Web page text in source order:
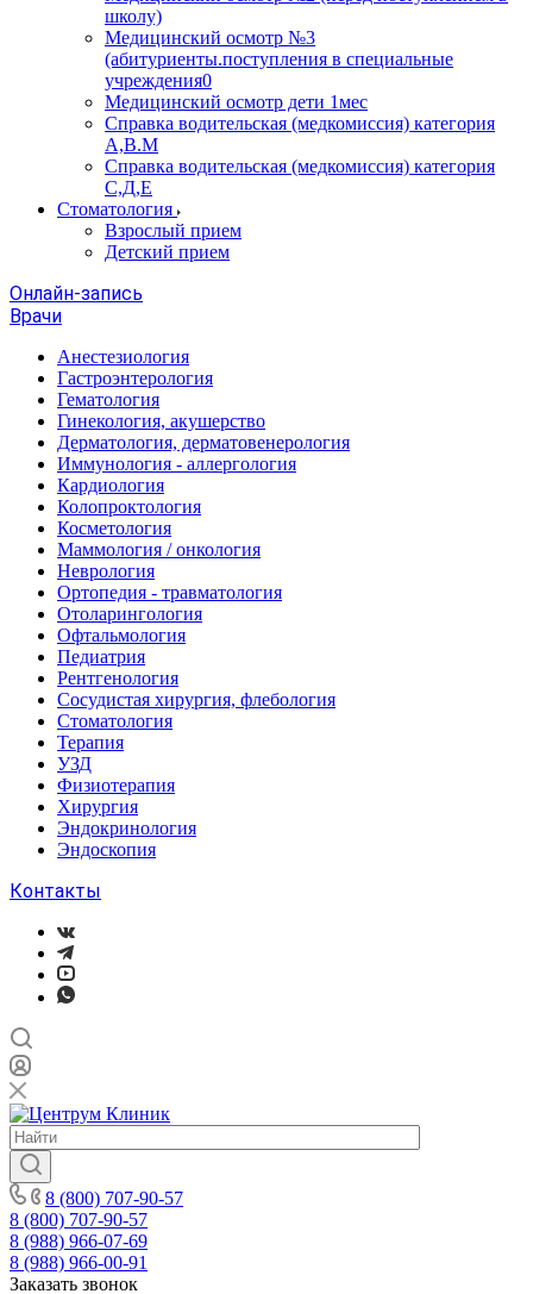
школу)
Медицинский осмотр №3
(абитуриенты.поступления в специальные
учреждения0
Медицинский осмотр дети 1мес
Справка водительская (медкомиссия) категория
А,В.М
Справка водительская (медкомиссия) категория
С,Д,Е
Стоматология
Взрослый прием
Детский прием
Онлайн-запись
Врачи
Анестезиология
Гастроэнтерология
Гематология
Гинекология, акушерство
Дерматология, дерматовенерология
Иммунология - аллергология
Кардиология
Колопроктология
Косметология
Маммология / онкология
Неврология
Ортопедия - травматология
Отоларингология
Офтальмология
Педиатрия
Рентгенология
Сосудистая хирургия, флебология
Стоматология
Терапия
УЗД
Физиотерапия
Хирургия
Эндокринология
Эндоскопия
Контакты
8 (800) 707-90-57
8 (800) 707-90-57
8 (988) 966-07-69
8 (988) 966-00-91
Заказать звонок